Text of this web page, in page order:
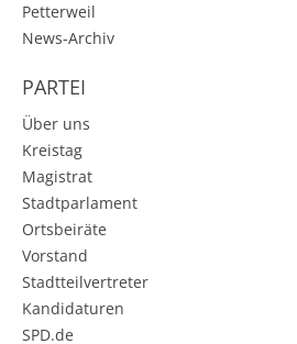
Petterweil
News-Archiv
PARTEI
Über uns
Kreistag
Magistrat
Stadtparlament
Ortsbeiräte
Vorstand
Stadtteilvertreter
Kandidaturen
SPD.de